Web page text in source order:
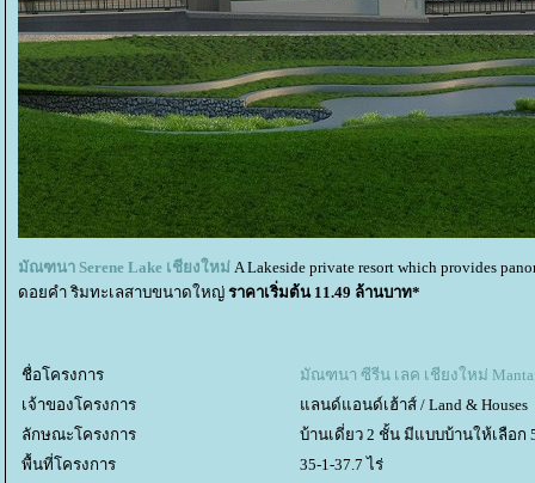
มัณฑนา Serene Lake เชียงใหม่ A Lakeside private resort which provides
ดอยคำ ริมทะเลสาบขนาดใหญ่ ราคาเริ่มต้น 11.49 ล้านบาท*
ชื่อโครงการ
มัณฑนา ซีรีน เลค เชียงใหม่
เจ้าของโครงการ
ลนด์แอนด์เฮ้าส์ / Land & Houses
ลักษณะโครงการ
บ้านเดี่ยว 2 ชั้น มีแบบบ้านให้เลือก
พื้นที่โครงการ
35-1-37.7 ไร่